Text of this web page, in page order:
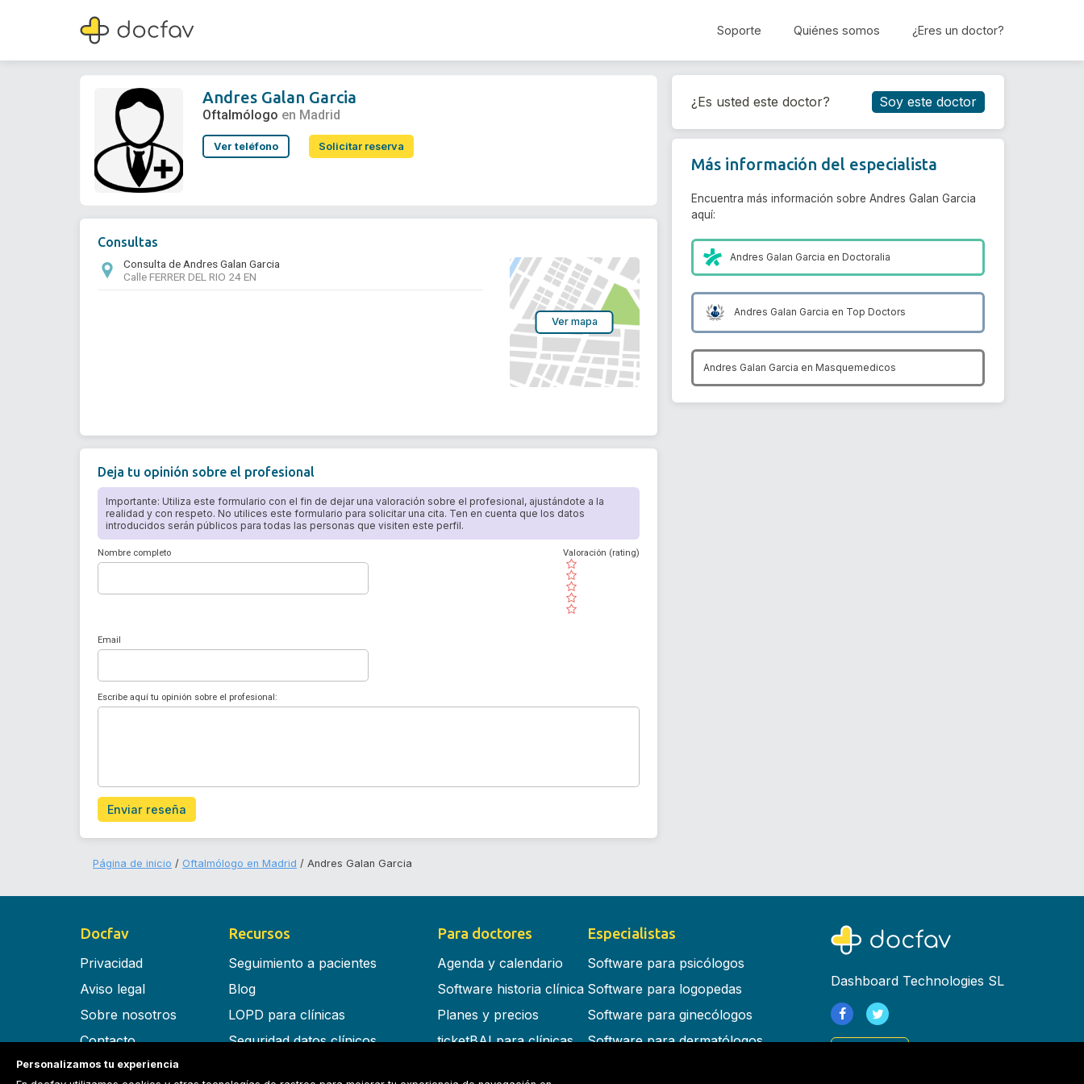
Soporte Quiénes somos ¿Eres un doctor?
Andres Galan Garcia
Oftalmólogo
Reservar cita
Andres Galan Garcia
Oftalmólogo en Madrid
Ver teléfono Solicitar reserva
Consultas
Consulta de Andres Galan Garcia
Calle FERRER DEL RIO 24 EN
Ver mapa
Deja tu opinión sobre el profesional
Importante: Utiliza este formulario con el fin de dejar una valoración sobre el profesional, ajustándote a la
realidad y con respeto. No utilices este formulario para solicitar una cita. Ten en cuenta que los datos
introducidos serán públicos para todas las personas que visiten este perfil.
Nombre completo
( )
( )
( )
( )
( )
Valoración (rating)
Email
Escribe aquí tu opinión sobre el profesional:
Enviar reseña
¿Es usted este doctor? Soy este doctor
Más información del especialista
Encuentra más información sobre Andres Galan Garcia
aquí:
Andres Galan Garcia enDoctoralia
Andres Galan Garcia en Top Doctors
Andres Galan Garcia en Masquemedicos
Página de inicio Oftalmólogo en Madrid Andres Galan Garcia
Docfav
Privacidad
Aviso legal
Sobre nosotros
Contacto
Términos y condiciones
Recursos
Seguimiento a pacientes
Blog
LOPD para clínicas
Seguridad datos clínicos
Para doctores
Agenda y calendario
Software historia clínica
Planes y precios
ticketBAI para clínicas
Especialistas
Software para psicólogos
Software para logopedas
Software para ginecólogos
Software para dermatólogos
Dashboard Technologies SL
Personalizamos tu experiencia